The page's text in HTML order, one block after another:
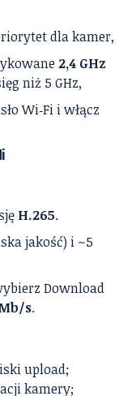
dla kamer,
2,4 GHz
niż 5 GHz,
Wi‑Fi i włącz
H.265.
jakość) i ~5
Download
s.
upload;
kamery;